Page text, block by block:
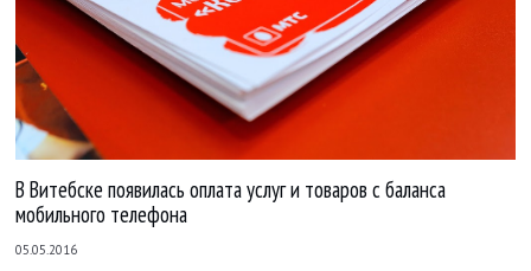
В Витебске появилась оплата услуг и товаров с баланса
мобильного телефона
05.05.2016